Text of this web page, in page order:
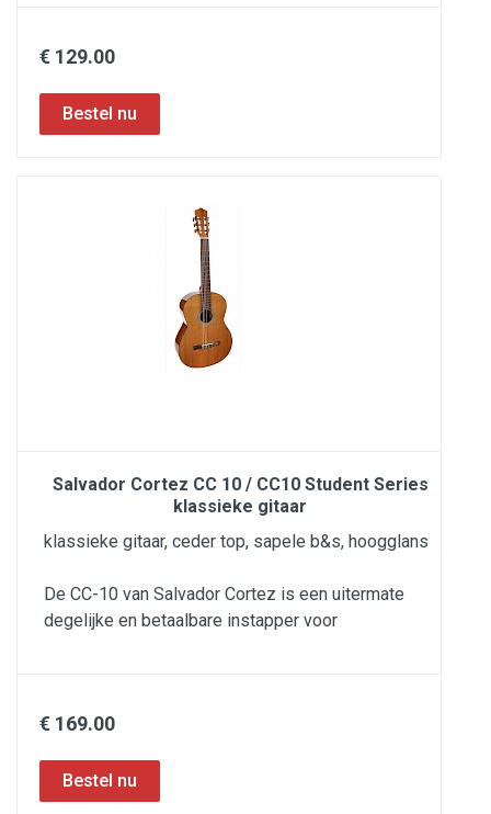
€ 129.00
Salvador Cortez CC 10 / CC10 Student Series
klassieke gitaar
klassieke gitaar, ceder top, sapele b&s, hoogglans
De CC-10 van Salvador Cortez is een uitermate
degelijke en betaalbare instapper voor
€ 169.00